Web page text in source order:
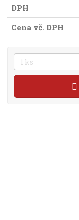
DPH
Cena vč. DPH